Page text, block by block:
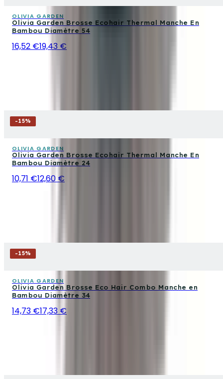
OLIVIA GARDEN
Olivia Garden Brosse Ecohair Thermal Manche En
Bambou Diamètre 54
16,52 €19,43 €
-15%
OLIVIA GARDEN
Olivia Garden Brosse Ecohair Thermal Manche En
Bambou Diamètre 24
10,71 €12,60 €
-15%
OLIVIA GARDEN
Olivia Garden Brosse Eco Hair Combo Manche en
Bambou Diamètre 34
14,73 €17,33 €